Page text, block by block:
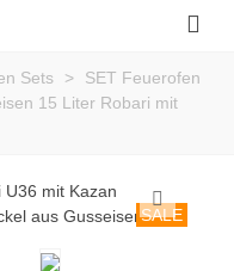
Sets >
SET Feuerofen
15 Liter Robari mit
SALE